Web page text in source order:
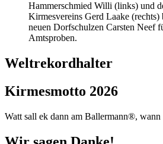
Hammerschmied Willi (links) und
Kirmesvereins Gerd Laake (rechts)
neuen Dorfschulzen Carsten Neef
Amtsproben.
Weltrekordhalter
Kirmesmotto 2026
Watt sall ek dann am Ballermann®,